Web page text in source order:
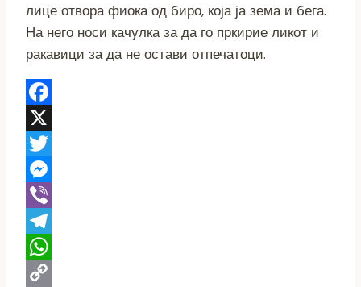
лице отвора фиока од биро, која ја зема и бега.
На него носи качулка за да го пркирие ликот и
ракавици за да не остави отпечатоци.
Facebook
X
Twitter
Messenger
Viber
Telegram
WhatsApp